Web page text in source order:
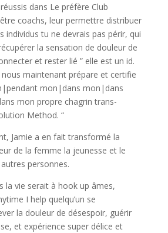
dans Le préfère Club
coachs, leur permettre distribuer
individus tu ne devrais pas périr, qui
la sensation de douleur de
et rester lié ” elle est un id.
maintenant prépare et certifie
mon|dans mon|dans
mon propre chagrin trans-
Method. “
Jamie a en fait transformé la
de la femme la jeunesse et le
personnes.
la vie serait à hook up âmes,
I help quelqu’un se
la douleur de désespoir, guérir
et expérience super délice et